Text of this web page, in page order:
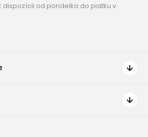
dispozícii od pondelka do piatku v